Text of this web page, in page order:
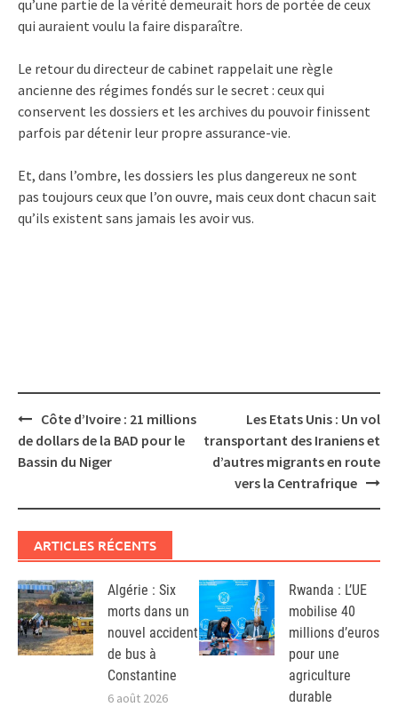
qu’une partie de la vérité demeurait hors de portée de ceux
qui auraient voulu la faire disparaître.
Le retour du directeur de cabinet rappelait une règle
ancienne des régimes fondés sur le secret : ceux qui
conservent les dossiers et les archives du pouvoir finissent
parfois par détenir leur propre assurance-vie.
Et, dans l’ombre, les dossiers les plus dangereux ne sont
pas toujours ceux que l’on ouvre, mais ceux dont chacun sait
qu’ils existent sans jamais les avoir vus.
Post
navigation
Côte d’Ivoire : 21 millions
de dollars de la BAD pour le
Bassin du Niger
Les Etats Unis : Un vol
transportant des Iraniens et
d’autres migrants en route
vers la Centrafrique
ARTICLES RÉCENTS
Algérie : Six
morts dans un
nouvel accident
de bus à
Constantine
6 août 2026
Rwanda : L’UE
mobilise 40
millions d’euros
pour une
agriculture
durable